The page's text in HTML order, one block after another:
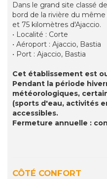
Dans le grand site classé
bord de la rivière du
et 75 kilomètres d'Ajaccio.
• Localité : Corte
• Aéroport : Ajaccio, Bastia
• Port : Ajaccio, Bastia
Cet établissement est
Pendant la période
météorologiques,
(sports d'eau, activités
accessibles.
Fermeture annuelle :
CÔTÉ CONFORT